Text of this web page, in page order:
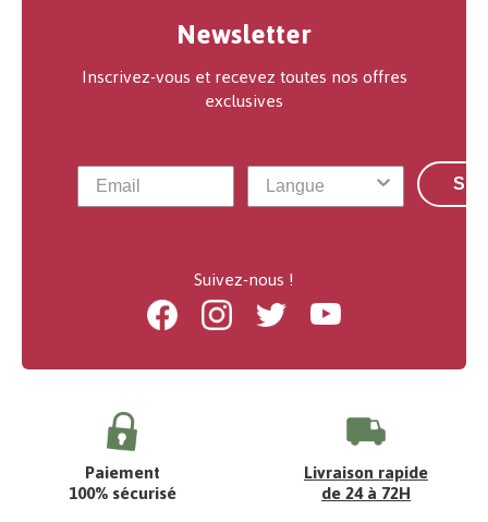
Newsletter
Inscrivez-vous et recevez toutes nos offres
exclusives
Suivez-nous !
FacebookInstagramTwitter Youtube
Paiement
100% sécurisé
Livraison rapide
de 24 à 72H